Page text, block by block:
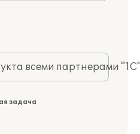
всеми партнерами
задача